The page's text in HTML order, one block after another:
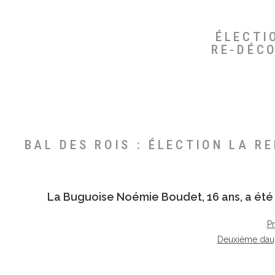
RE-
BAL DES ROIS : ÉLECTION LA
La Buguoise Noémie Boudet, 16 ans, a
Deuxième